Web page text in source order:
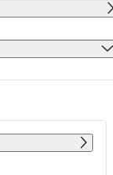
SO NE